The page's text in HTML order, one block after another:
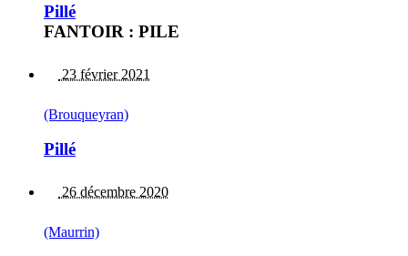
Pillé
FANTOIR : PILE
23 février 2021
(Brouqueyran)
Pillé
26 décembre 2020
(Maurrin)